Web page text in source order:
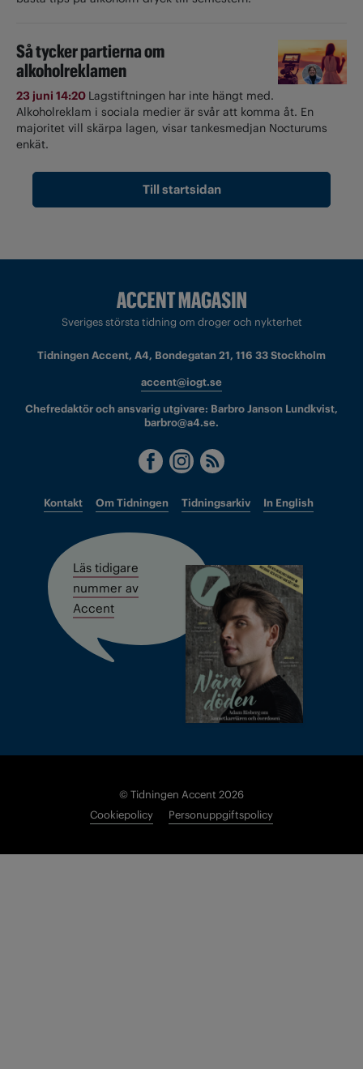
Så tycker partierna om
alkoholreklamen
23 juni 14:20 Lagstiftningen har inte hängt med.
Alkoholreklam i sociala medier är svår att komma åt. En
majoritet vill skärpa lagen, visar tankesmedjan Nocturums
enkät.
Till startsidan
Sveriges största tidning om droger och nykterhet
Tidningen Accent, A4, Bondegatan 21, 116 33 Stockholm
accent@iogt.se
Chefredaktör och ansvarig utgivare: Barbro Janson Lundkvist,
barbro@a4.se.
Kontakt Om Tidningen Tidningsarkiv In English
Läs tidigare
nummer av
Accent
© Tidningen Accent 2026
Cookiepolicy
Personuppgiftspolicy